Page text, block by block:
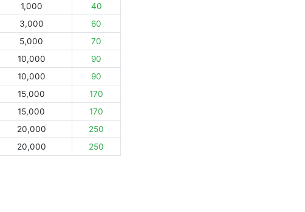
1,000
40
3,000
60
5,000
70
10,000
90
10,000
90
15,000
170
15,000
170
20,000
250
20,000 250